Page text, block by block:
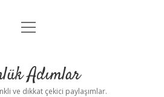
Anasayfa
Yasal Uyarı
menüyü
Adımlar
ve dikkat çekici paylaşımlar.